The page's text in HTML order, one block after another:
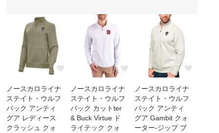
ノースカロライナ
ステイト・ウルフ
パック アンティ
グア レディース
クラッシュ クォ
ノースカロライナ
ステイト・ウルフ
パック カットter
& Buck Virtue ド
ライテック クォ
ノースカロライナ
ステイト・ウルフ
パック アンティ
グア Gambit クォ
ーター-ジップ プ